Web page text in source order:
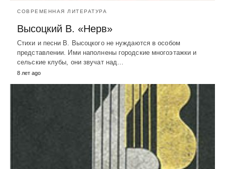
СОВРЕМЕННАЯ ЛИТЕРАТУРА
Высоцкий В. «Нерв»
Стихи и песни В. Высоцкого не нуждаются в особом
представлении. Ими наполнены городские многоэтажки и
сельские клубы, они звучат над…
8 лет ago